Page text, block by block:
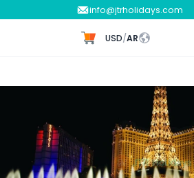
info@jtrholidays.com
AR
/
USD